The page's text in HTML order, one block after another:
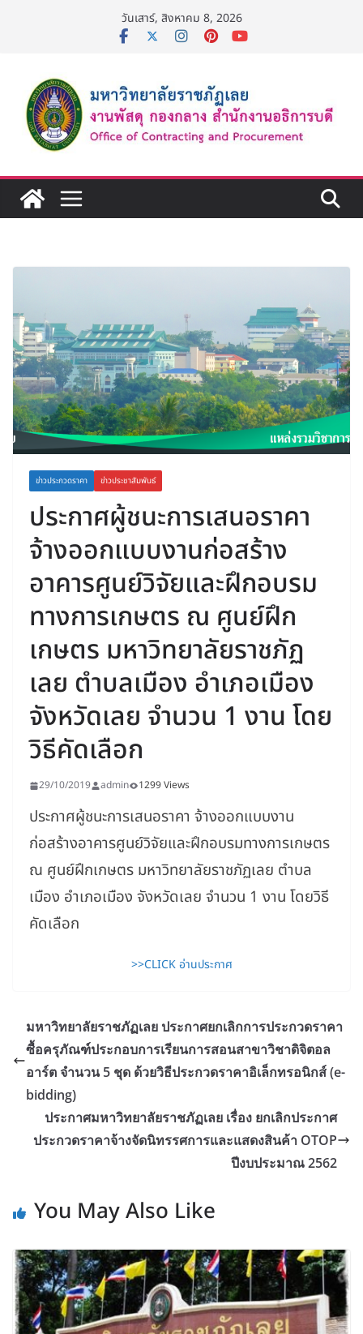
วันเสาร์, สิงหาคม 8, 2026
ข่าวประกวดราคา ข่าวประชาสัมพันธ์
ประกาศผู้ชนะการเสนอราคา
จ้างออกแบบงานก่อสร้าง
อาคารศูนย์วิจัยและฝึกอบรม
ทางการเกษตร ณ ศูนย์ฝึก
เกษตร มหาวิทยาลัยราชภัฏ
เลย ตำบลเมือง อำเภอเมือง
จังหวัดเลย จำนวน 1 งาน โดย
วิธีคัดเลือก
29/10/2019 admin 1299 Views
ประกาศผู้ชนะการเสนอราคา จ้างออกแบบงาน
ก่อสร้างอาคารศูนย์วิจัยและฝึกอบรมทางการเกษตร
ณ ศูนย์ฝึกเกษตร มหาวิทยาลัยราชภัฏเลย ตำบล
เมือง อำเภอเมือง จังหวัดเลย จำนวน 1 งาน โดยวิธี
คัดเลือก
>>CLICK อ่านประกาศ
มหาวิทยาลัยราชภัฏเลย ประกาศยกเลิกการประกวดราคา
ซื้อครุภัณฑ์ประกอบการเรียนการสอนสาขาวิชาดิจิตอล
อาร์ต จำนวน 5 ชุด ด้วยวิธีประกวดราคาอิเล็กทรอนิกส์ (e-
bidding)
ประกาศมหาวิทยาลัยราชภัฏเลย เรื่อง ยกเลิกประกาศ
ประกวดราคาจ้างจัดนิทรรศการและแสดงสินค้า OTOP
ปีงบประมาณ 2562
You May Also Like